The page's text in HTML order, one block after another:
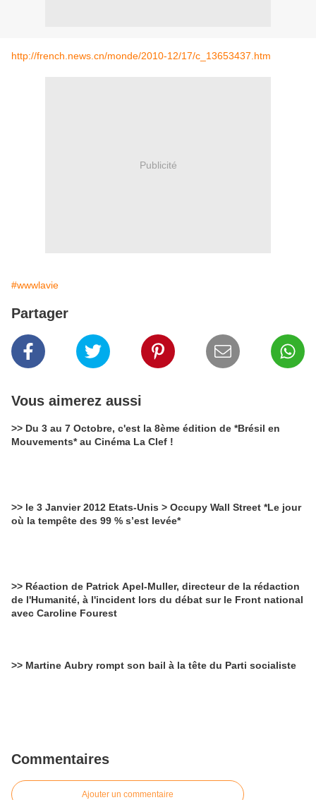
http://french.news.cn/monde/2010-12/17/c_13653437.htm
Publicité
#wwwlavie
Partager
Vous aimerez aussi
>> Du 3 au 7 Octobre, c'est la 8ème édition de *Brésil en
Mouvements* au Cinéma La Clef !
>> le 3 Janvier 2012 Etats-Unis > Occupy Wall Street *Le jour
où la tempête des 99 % s’est levée*
>> Réaction de Patrick Apel-Muller, directeur de la rédaction
de l'Humanité, à l'incident lors du débat sur le Front national
avec Caroline Fourest
>> Martine Aubry rompt son bail à la tête du Parti socialiste
Commentaires
Ajouter un commentaire